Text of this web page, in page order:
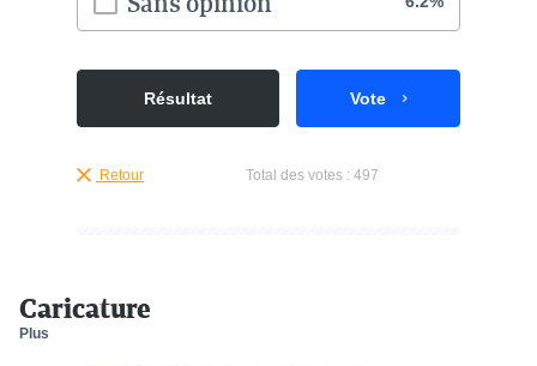
Résultat Vote
Retour Total des votes : 497
Caricature
Plus